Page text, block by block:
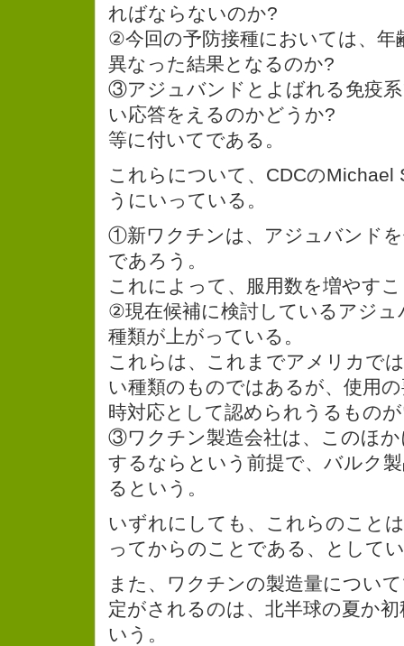
ればならないのか?
②今回の予防接種においては、年
異なった結果となるのか?
③アジュバンドとよばれる免疫
い応答をえるのかどうか?
等に付いてである。
これらについて、CDCのMichael
うにいっている。
①新ワクチンは、アジュバンド
であろう。
これによって、服用数を増やす
②現在候補に検討しているアジュ
種類が上がっている。
これらは、これまでアメリカで
い種類のものではあるが、使用
時対応として認められうるもの
③ワクチン製造会社は、このほか
するならという前提で、バルク
るという。
いずれにしても、これらのこと
ってからのことである、として
また、ワクチンの製造量につい
定がされるのは、北半球の夏か
いう。